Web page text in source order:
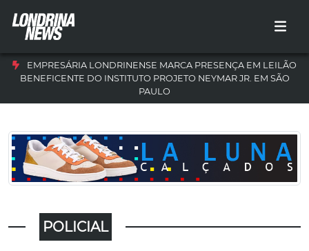
EMPRESÁRIA LONDRINENSE MARCA PRESENÇA EM LEILÃO
BENEFICENTE DO INSTITUTO PROJETO NEYMAR JR. EM SÃO
PAULO
POLICIAL